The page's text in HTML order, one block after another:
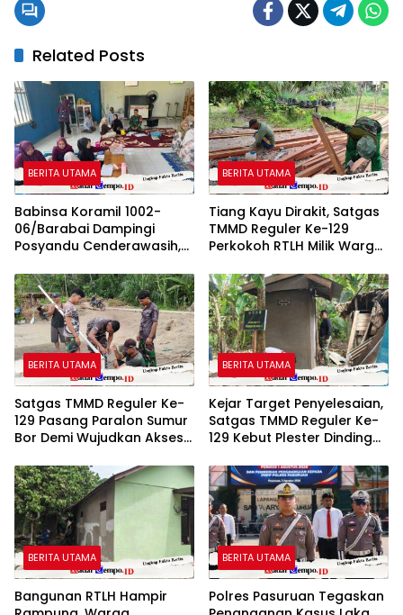
Related Posts
BERITA UTAMA
Babinsa Koramil 1002-
06/Barabai Dampingi
Posyandu Cenderawasih,
Stunting
BERITA UTAMA
Tiang Kayu Dirakit, Satgas
TMMD Reguler Ke-129
Perkokoh RTLH Milik Warga
BERITA UTAMA
Satgas TMMD Reguler Ke-
129 Pasang Paralon Sumur
Bor Demi Wujudkan Akses
BERITA UTAMA
Kejar Target Penyelesaian,
Satgas TMMD Reguler Ke-
129 Kebut Plester Dinding
BERITA UTAMA
Bangunan RTLH Hampir
BERITA UTAMA
Polres Pasuruan Tegaskan